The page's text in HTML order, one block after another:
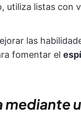
utiliza listas con
las
fomentar el
mediante